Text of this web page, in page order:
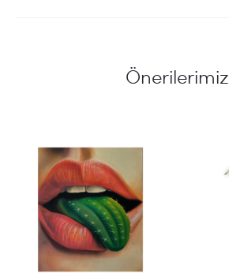
Önerilerimiz